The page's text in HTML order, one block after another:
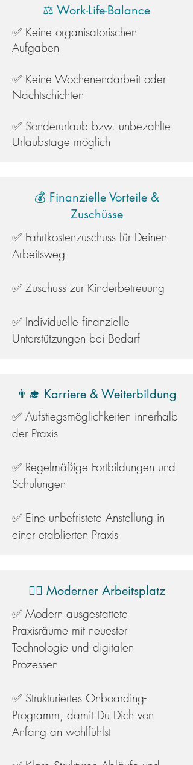
⚖️ Work-Life-Balance
✅ Keine organisatorischen
Aufgaben
✅ Keine Wochenendarbeit oder
Nachtschichten
✅ Sonderurlaub bzw. unbezahlte
Urlaubstage möglich
💰 Finanzielle Vorteile &
Zuschüsse
✅ Fahrtkostenzuschuss für Deinen
Arbeitsweg
✅ Zuschuss zur Kinderbetreuung
✅ Individuelle finanzielle
Unterstützungen bei Bedarf
👨‍🎓 Karriere & Weiterbildung
✅ Aufstiegsmöglichkeiten innerhalb
der Praxis
✅ Regelmäßige Fortbildungen und
Schulungen
✅ Eine unbefristete Anstellung in
einer etablierten Praxis
👩‍⚕️ Moderner Arbeitsplatz
✅ Modern ausgestattete
Praxisräume mit neuester
Technologie und digitalen
Prozessen
✅ Strukturiertes Onboarding-
Programm, damit Du Dich von
Anfang an wohlfühlst